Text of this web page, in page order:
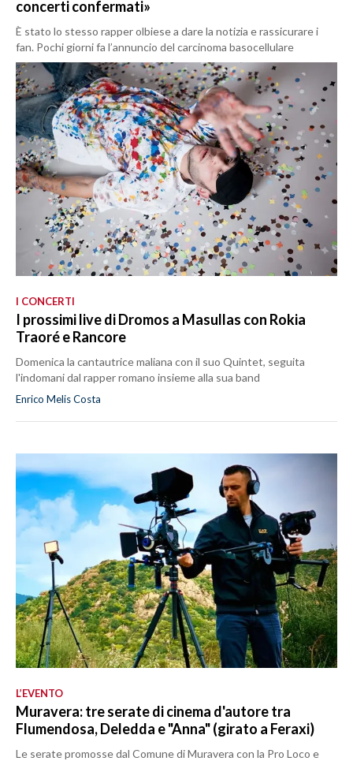
concerti confermati»
È stato lo stesso rapper olbiese a dare la notizia e rassicurare i
fan. Pochi giorni fa l’annuncio del carcinoma basocellulare
I CONCERTI
I prossimi live di Dromos a Masullas con Rokia
Traoré e Rancore
Domenica la cantautrice maliana con il suo Quintet, seguita
l'indomani dal rapper romano insieme alla sua band
Enrico Melis Costa
L’EVENTO
Muravera: tre serate di cinema d'autore tra
Flumendosa, Deledda e "Anna" (girato a Feraxi)
Le serate promosse dal Comune di Muravera con la Pro Loco e